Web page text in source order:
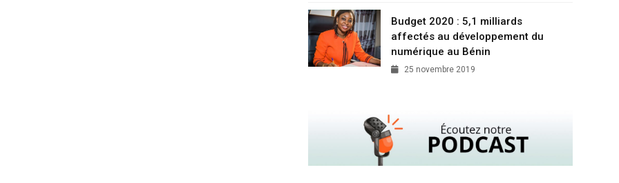
Budget 2020 : 5,1 milliards
affectés au développement du
numérique au Bénin
25 novembre 2019